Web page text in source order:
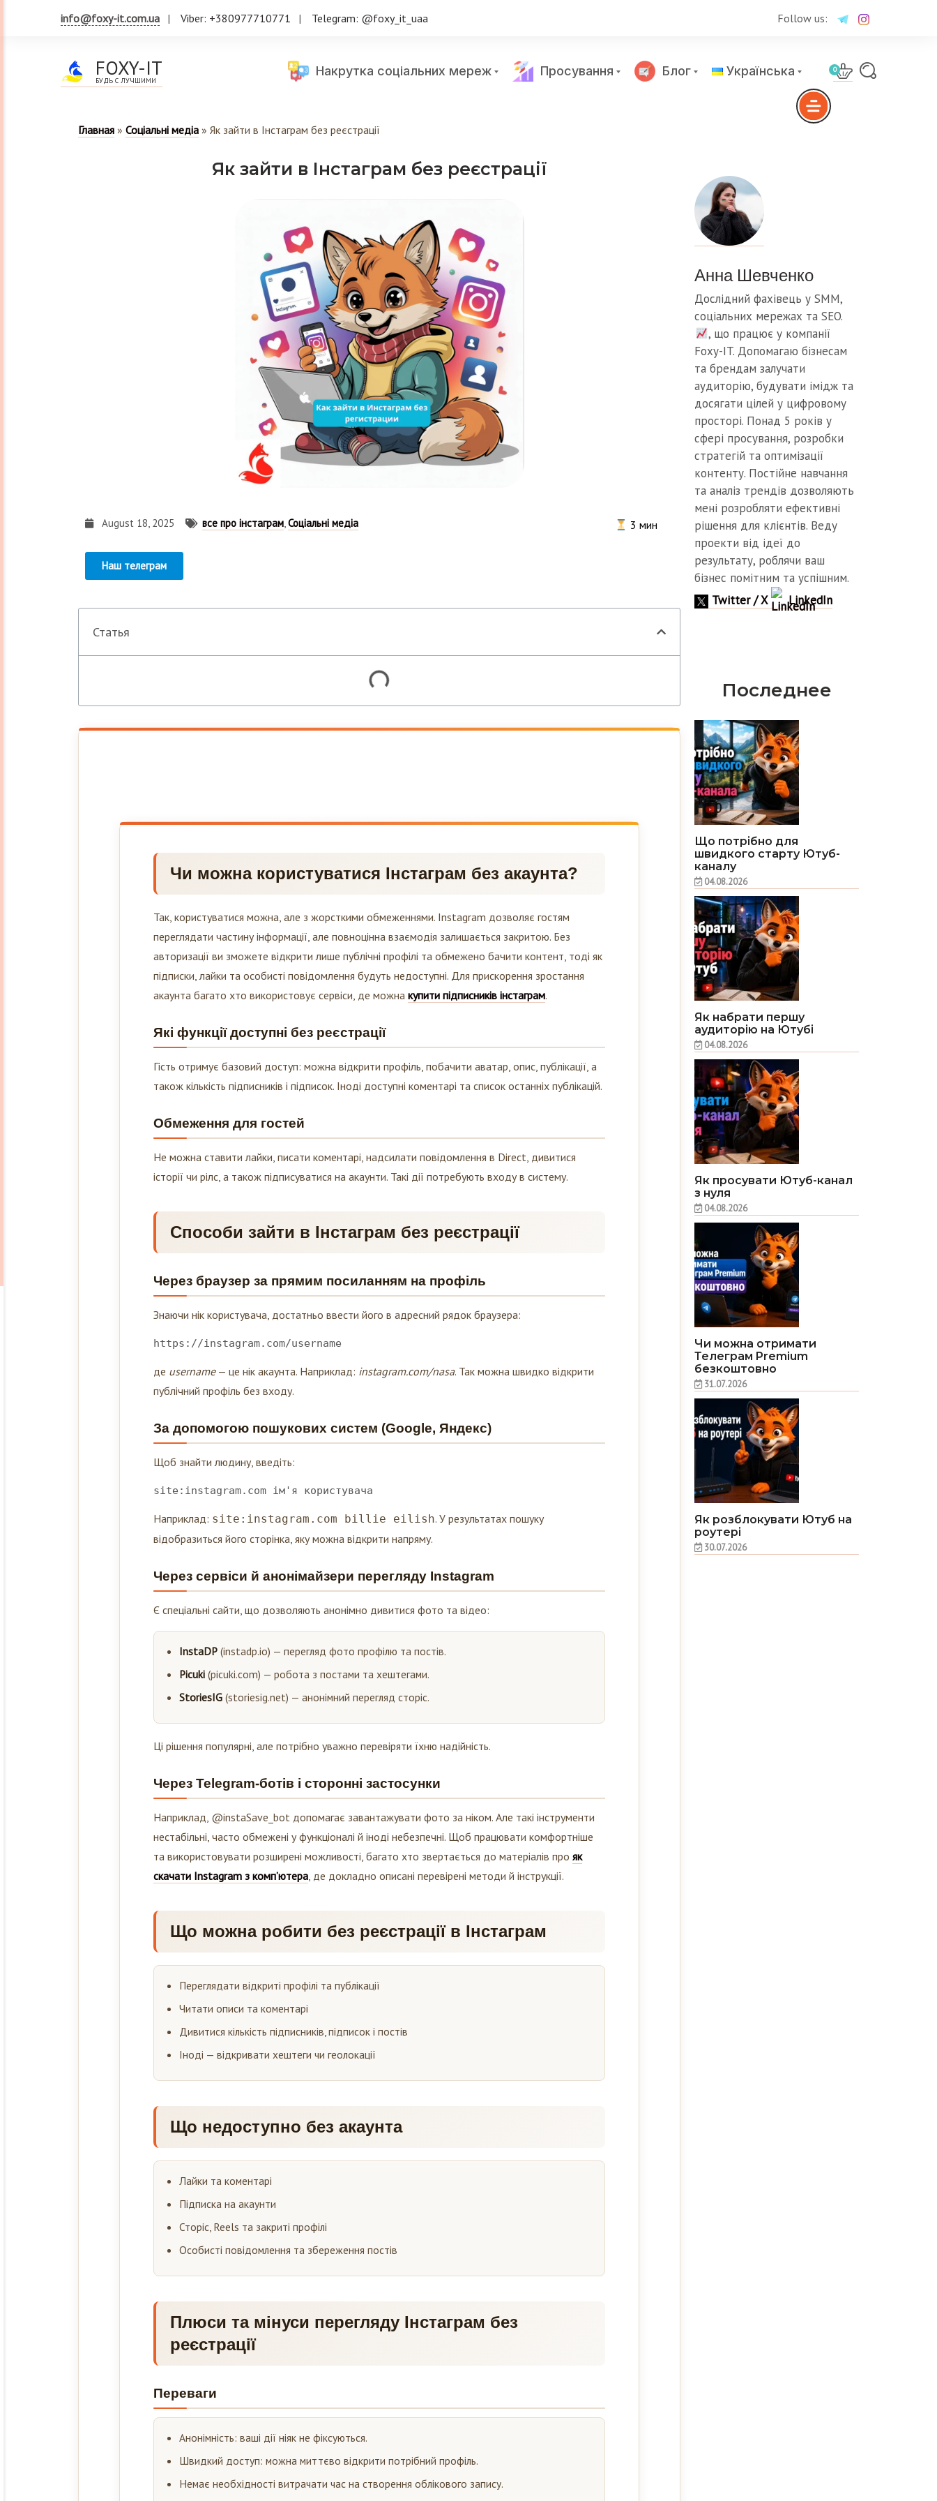
info@foxy-it.com.ua Viber: +380977710771 Telegram: @foxy_it_uaa Follow us:
FOXY-IT
БУДЬ С ЛУЧШИМИ
Накрутка соціальних мереж Просування Блог Українська 0
Главная » Соціальні медіа » Як зайти в Інстаграм без реєстрації
Як зайти в Інстаграм без реєстрації
August 18, 2025 все про інстаграм Соціальні медіа
Наш телеграм
3 мин
Статья
Чи можна користуватися Інстаграм без акаунта?
Так, користуватися можна, але з жорсткими обмеженнями. Instagram дозволяє гостям
переглядати частину інформації, але повноцінна взаємодія залишається закритою. Без
авторизації ви зможете відкрити лише публічні профілі та обмежено бачити контент, тоді як
підписки, лайки та особисті повідомлення будуть недоступні. Для прискорення зростання
акаунта багато хто використовує сервіси, де можна купити підписників інстаграм.
Які функції доступні без реєстрації
Гість отримує базовий доступ: можна відкрити профіль, побачити аватар, опис, публікації, а
також кількість підписників і підписок. Іноді доступні коментарі та список останніх публікацій.
Обмеження для гостей
Не можна ставити лайки, писати коментарі, надсилати повідомлення в Direct, дивитися
історії чи рілс, а також підписуватися на акаунти. Такі дії потребують входу в систему.
Способи зайти в Інстаграм без реєстрації
Через браузер за прямим посиланням на профіль
Знаючи нік користувача, достатньо ввести його в адресний рядок браузера:
https://instagram.com/username
де username— це нік акаунта. Наприклад: instagram.com/nasa. Так можна швидко відкрити
публічний профіль без входу.
За допомогою пошукових систем (Google, Яндекс)
Щоб знайти людину, введіть:
site:instagram.com ім'я користувача
Наприклад: site:instagram.com billie eilish. У результатах пошуку
відобразиться його сторінка, яку можна відкрити напряму.
Через сервіси й анонімайзери перегляду Instagram
Є спеціальні сайти, що дозволяють анонімно дивитися фото та відео:
InstaDP (instadp.io) — перегляд фото профілю та постів.
Picuki (picuki.com) — робота з постами та хештегами.
StoriesIG (storiesig.net) — анонімний перегляд сторіс.
Ці рішення популярні, але потрібно уважно перевіряти їхню надійність.
Через Telegram-ботів і сторонні застосунки
Наприклад, @instaSave_bot допомагає завантажувати фото за ніком. Але такі інструменти
нестабільні, часто обмежені у функціоналі й іноді небезпечні. Щоб працювати комфортніше
та використовувати розширені можливості, багато хто звертається до матеріалів про як
скачати Instagram з комп’ютера , де докладно описані перевірені методи й інструкції.
Що можна робити без реєстрації в Інстаграм
Переглядати відкриті профілі та публікації
Читати описи та коментарі
Дивитися кількість підписників, підписок і постів
Іноді — відкривати хештеги чи геолокації
Що недоступно без акаунта
Лайки та коментарі
Підписка на акаунти
Сторіс, Reels та закриті профілі
Особисті повідомлення та збереження постів
Плюси та мінуси перегляду Інстаграм без
реєстрації
Переваги
Анонімність: ваші дії ніяк не фіксуються.
Швидкий доступ: можна миттєво відкрити потрібний профіль.
Немає необхідності витрачати час на створення облікового запису.
Анна Шевченко
Дослідний фахівець у SMM,
соціальних мережах та SEO.
, що працює у компанії
Foxy-IT. Допомагаю бізнесам
та брендам залучати
аудиторію, будувати імідж та
досягати цілей у цифровому
просторі. Понад 5 років у
сфері просування, розробки
стратегій та оптимізації
контенту. Постійне навчання
та аналіз трендів дозволяють
мені розробляти ефективні
рішення для клієнтів. Веду
проекти від ідеї до
результату, роблячи ваш
бізнес помітним та успішним.
Twitter / X
LinkedIn
Последнее
Що потрібно для
швидкого старту Ютуб-
каналу
04.08.2026
Як набрати першу
аудиторію на Ютубі
04.08.2026
Як просувати Ютуб-канал
з нуля
04.08.2026
Чи можна отримати
Телеграм Premium
безкоштовно
31.07.2026
Як розблокувати Ютуб на
роутері
30.07.2026